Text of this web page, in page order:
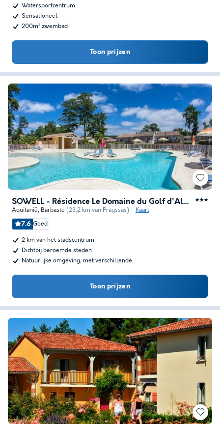
Watersportcentrum
Sensationeel
200m² zwembad
Toon prijzen
SOWELL - Résidence Le Domaine du Golf d'Albret ★★★
Aquitanië, Barbaste (23,2 km van Prayssas) Kaart
7.6 Goed
2 km van het stadscentrum
Dichtbij beroemde steden
Natuurlijke omgeving, met verschillende…
Toon prijzen